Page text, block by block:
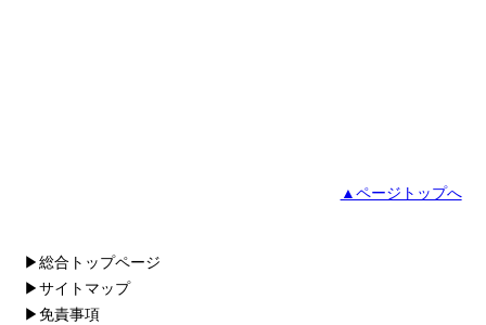
▲ページトップへ
▶総合トップページ
▶サイトマップ
▶免責事項